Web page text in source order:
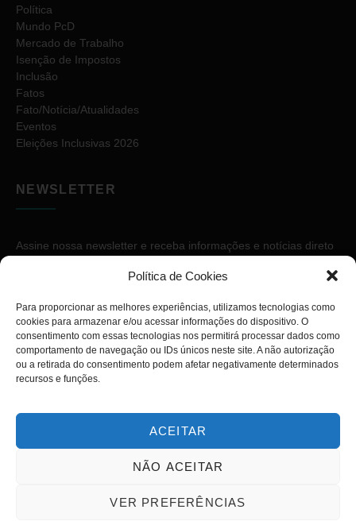
Política de Cookies
Para proporcionar as melhores experiências, utilizamos tecnologias como
cookies para armazenar e/ou acessar informações do dispositivo. O
consentimento com essas tecnologias nos permitirá processar dados como
comportamento de navegação ou IDs únicos neste site. A não autorização
ou a retirada do consentimento podem afetar negativamente determinados
recursos e funções.
ACEITAR
NÃO ACEITAR
VER PREFERÊNCIAS
Política
Mundo PcD
Mercado de Trabalho
Isenção de Impostos
Inclusão
Fatos
Fato/Notícia/Atualidades
Eventos
Eleições Inclusivas 2026
NEWSLETTER
Assine nossa newsletter e receba informações e notícias direto
Copyright © 2026. Diário PcD. Todos os direitos reservados.